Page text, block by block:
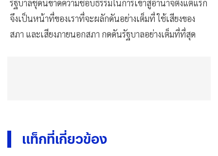
รัฐบาลชุดนี้ขาดความชอบธรรมในการเข้าสู่อำนาจตั้งแต่แรก
จึงเป็นหน้าที่ของเราที่จะผลักดันอย่างเต็มที่ ใช้เสียงของ
สภา และเสียงภายนอกสภา กดดันรัฐบาลอย่างเต็มที่ที่สุด
แท็กที่เกี่ยวข้อง